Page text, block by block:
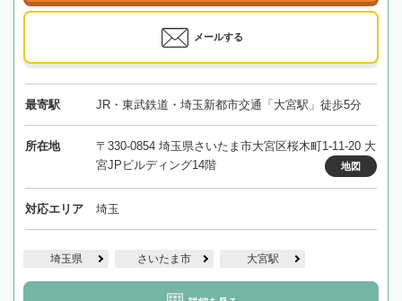
メールする
最寄駅 JR・東武鉄道・埼玉新都市交通「大宮駅」徒歩5分
所在地
〒330-0854 埼玉県さいたま市大宮区桜木町1-11-20 大
宮JPビルディング14階
地図
対応エリア 埼玉
埼玉県 さいたま市 大宮駅